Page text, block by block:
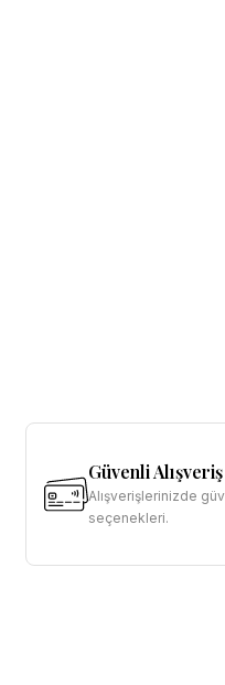
Güvenli Alışveriş
Alışverişlerinizde
seçenekleri.